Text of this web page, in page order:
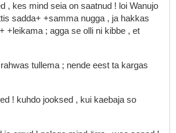
, kes mind seia on saatnud ! loi Wanujo
sadda+ +samma nugga , ja hakkas
+leikama ; agga se olli ni kibbe , et
tullema ; nende eest ta kargas
! kuhdo jooksed , kui kaebaja so